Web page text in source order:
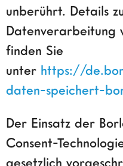
unberührt. Details
Datenverarbeitung
finden Sie
unter https://
daten-speichert-
Der Einsatz der
Consent-
gesetzlich